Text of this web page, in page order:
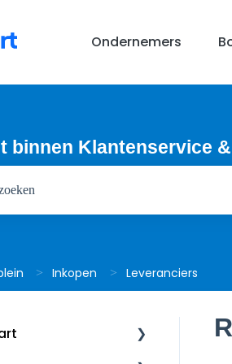
Ondernemers
binnen Klantenservice
Inkopen Leveranciers